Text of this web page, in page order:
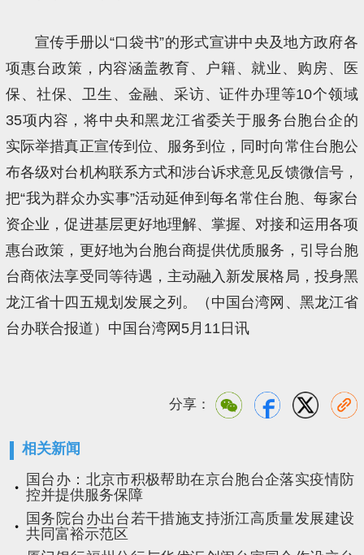
宣传手册以“口袋书”的形式宣讲中央及地方政府各
项惠台政策，内容涵盖教育、户籍、就业、购房、医
保、社保、卫生、金融、采访、证件办理等10个领域
35项内容，将中央和黑龙江省委关于服务台胞台企的
实际举措真正宣传到位、服务到位，同时向常住台胞公
布各级对台机构联系方式和涉台诉求意见反馈微信号，
把“我为群众办实事”活动延伸到每名常住台胞、每家台
资企业，促进基层更好地理解、掌握、对接和运用各项
惠台政策，更好地为台胞台商提供优质服务，引导台胞
台商依法享受同等待遇，主动融入新发展格局，投身黑
龙江省十四五规划发展之列。（中国台湾网、黑龙江省
台办联合报道）中国台湾网5月11日讯
分享：
相关新闻
国台办：北京市积极帮助在京台胞台企落实疫情防
控并提供服务保障
国务院台办出台若干措施支持浙江高质量发展建设
共同富裕示范区